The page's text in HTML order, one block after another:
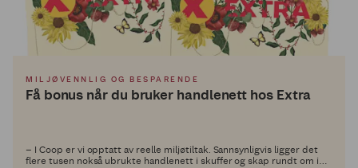
MILJØVENNLIG OG BESPARENDE
Få bonus når du bruker handlenett hos Extra
– I Coop er vi opptatt av reelle miljøtiltak. Sannsynligvis ligger det
flere tusen nokså ubrukte handlenett i skuffer og skap rundt om i